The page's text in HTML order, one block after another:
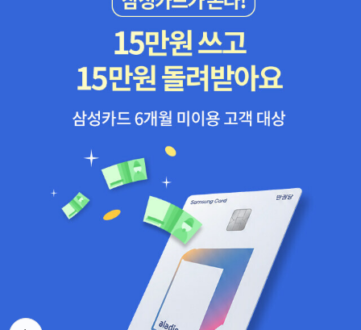
대로 말할 수 있다. 건강한 여성의 몸’, ‘날씬한 여성의 몸’, ‘임신할 수
있는 생물학적 여성의 몸’은 여성의 몸을 획일적으로 보게 만든다. 이
러면 장애인 여성의 몸, 자궁이 없는 여성의 몸, 난임 여성의 몸은 ‘비
정상적이고, 가치 없는 몸’이 된다.버자이너와 늑대는 공통점이 있다.
오랫동안 오해와 편견에 시달렸다. ‘외로운 늑대’라는 부정적 의미의
표현 때문에 사람들은 늑대가 동료들과 연대하면서 생활한다는 사실
을 알지 못한다. 버자이너는 번식과 출산을 위한 신체 기관으로 여겼
다. 버자이너와 늑대에 대한 막연한 두려움과 적개심은 잔인한 대학
살로 이어졌다. 질 모양이 이상한 여성은 마녀로 몰렸으며, 늑대는 공
격성이 강하다는 이유로 사냥꾼들의 손에 희생당했다. 버자이너에게
어울리는 새로운 이름은 ‘버자이너 울프(Vagina Wolf)’다. 버자이너
울프는 더 많이 말해야 한다. 민망하다는 이유만으로 입을 다물어선
안 된다. 질의 침묵이 너무 길어지면 질을 둘러싼 무지는 엄청나게 두
꺼워진다. 두꺼운 무지를 뚫고 여성의 몸에 대한 새로운 지식을 찾으
려면 계속 말로 두드리면서 생각하고, 탐구해야 한다.<cyrus의 주석
생각날 때마다 펼쳐 볼 수 있는 편안한(책방 주인장의 지극히 개인적
인 생각이다) 과학책이다. 책방의 넓은 책상에서 편안하게 읽어도 된
다. * 칼 세이건, 홍승효 옮김 《브로카의 뇌: 과학과 과학스러움에 대
하여》 (사이언스북스, 2020년)<서평>[새로운 지식을 만나는 회의
누군가가 과학이 뭐냐고 물으신다면 나는 이 책을 추천하겠다. 미국
의 천문학자 칼 세이건(Carl Sagan)의 대표작 《코스모스》가 책장에
꽂힌 책방은 많다. ‘담담책방’에 《코스모스》가 두 권이나 있다. 그런
데 ‘과학책방 갈다’를 제외한 다른 책방에 왜 《브로카의 뇌》, 이 책은
없는 것일까? 《브로카의 뇌》는 《코스모스》(1980년 출간)보다 일 년
먼저 나온 책이다. 다양한 주제로 한 에세이를 모은 책이라서 틈틈이
읽기 좋다. 세이건과 친해지고 싶은데 ‘많이 팔린 과학 벽돌 책’ 《코스
모스》 완독이 부담스러운 독자라면 《브로카의 뇌》를 만나면 된다.
과학자는 가설이 타당한지 검토하기 위해 관찰하고 실험한다. 가설이
뒤로가